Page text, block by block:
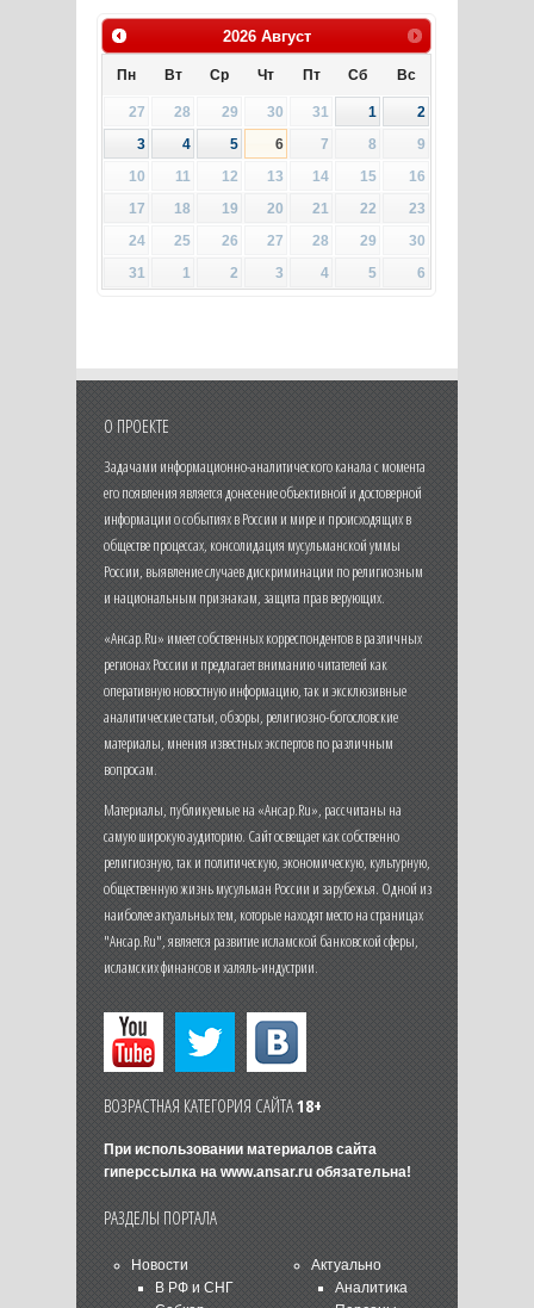
2026 Август
Пн Вт Ср Чт Пт Сб Вс
27 28 29 30 31 1
2
3
4 5 6 7 8
9
10
11 12 13 14 15
16
17
18 19 20 21 22
23
24
25 26 27 28 29
30
31
1 2 3 4 5 6
О ПРОЕКТЕ
Задачами информационно-аналитического канала с момента
его появления является донесение объективной и достоверной
информации о событиях в России и мире и происходящих в
обществе процессах, консолидация мусульманской уммы
России, выявление случаев дискриминации по религиозным
и национальным признакам, защита прав верующих.
«Ансар.Ru» имеет собственных корреспондентов в различных
регионах России и предлагает вниманию читателей как
оперативную новостную информацию, так и эксклюзивные
аналитические статьи, обзоры, религиозно-богословские
материалы, мнения известных экспертов по различным
вопросам.
Материалы, публикуемые на «Ансар.Ru», рассчитаны на
самую широкую аудиторию. Сайт освещает как собственно
религиозную, так и политическую, экономическую, культурную,
общественную жизнь мусульман России и зарубежья. Одной из
наиболее актуальных тем, которые находят место на страницах
"Ансар.Ru", является развитие исламской банковской сферы,
исламских финансов и халяль-индустрии.
ВОЗРАСТНАЯ КАТЕГОРИЯ САЙТА18+
При использовании материалов сайта
гиперссылка на www.ansar.ruобязательна!
РАЗДЕЛЫ ПОРТАЛА
Новости
В РФ и СНГ
Актуально
Аналитика